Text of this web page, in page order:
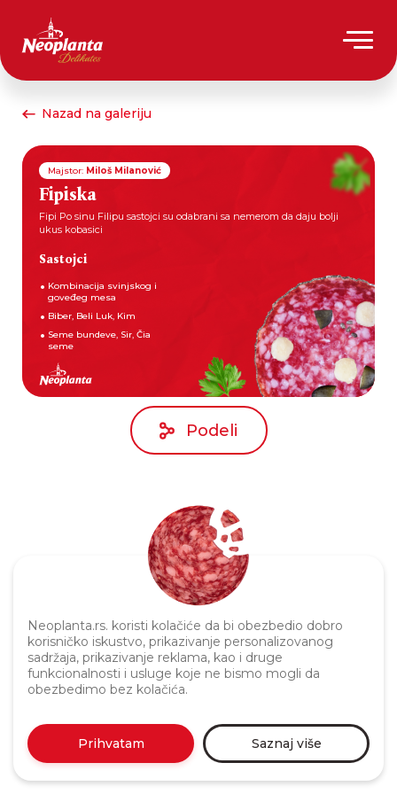
Neoplanta.rs. koristi kolačiće da bi obezbedio dobro
korisničko iskustvo, prikazivanje personalizovanog
sadržaja, prikazivanje reklama, kao i druge
funkcionalnosti i usluge koje ne bismo mogli da
obezbedimo bez kolačića.
Prihvatam Saznaj više
Nazad na galeriju
Majstor: Miloš Milanović
Fipiska
Fipi Po sinu Filipu sastojci su odabrani sa nemerom da daju bolji
ukus kobasici
Sastojci
Kombinacija svinjskog i
goveđeg mesa
Biber, Beli Luk, Kim
Seme bundeve, Sir, Čia
seme
Podeli
Politika privatnosti